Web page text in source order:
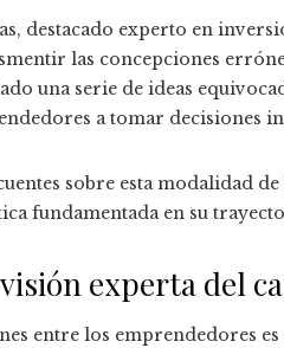
destacado experto en
las concepciones
una serie de ideas
a tomar decisiones
sobre esta modalidad
fundamentada en su
experta del
entre los emprendedores